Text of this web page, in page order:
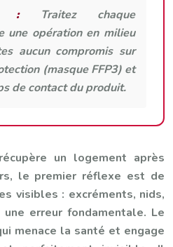
:Traitez chaque
une opération en milieu
aucun compromis sur
(masque FFP3) et
de contact du produit.
un logement après
le premier réflexe est de
visibles : excréments, nids,
erreur fondamentale. Le
menace la santé et engage